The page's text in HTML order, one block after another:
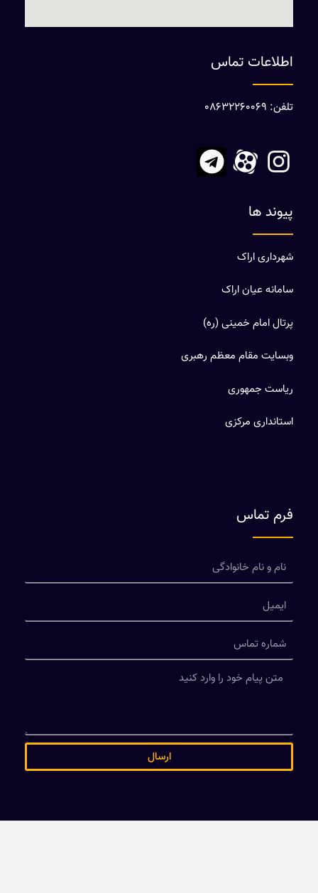
اطلاعات تماس
تلفن: 08632260069
پیوند ها
شهرداری اراک
سامانه عیان اراک
پرتال امام خمینی (ره)
وبسایت مقام معظم رهبری
ریاست جمهوری
استانداری مرکزی
فرم تماس
ارسال